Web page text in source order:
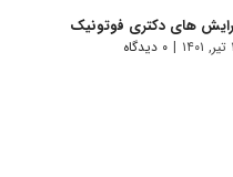
های دکتری فوتونیک
| ۰ دیدگاه